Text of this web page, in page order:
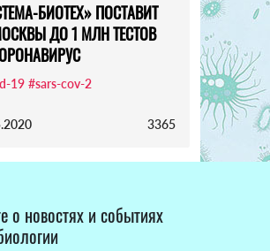
БИОТЕХ» ПОСТАВИТ
ДО 1 МЛН ТЕСТОВ
19 #sars-cov-2
3365
о новостях и событиях